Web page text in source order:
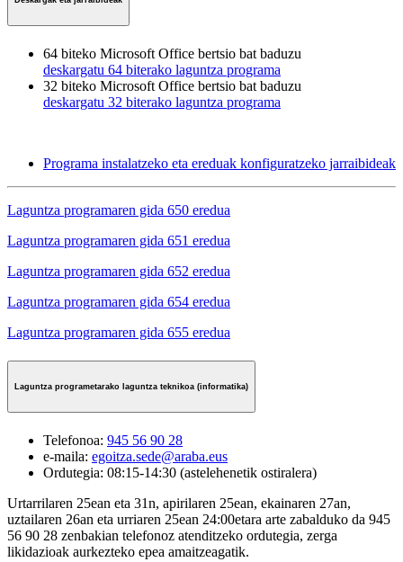
64 biteko Microsoft Office bertsio bat baduzu
deskargatu 64 biterako laguntza programa
32 biteko Microsoft Office bertsio bat baduzu
deskargatu 32 biterako laguntza programa
Programa instalatzeko eta ereduak konfiguratzeko jarraibideak
Laguntza programaren gida 650 eredua
Laguntza programaren gida 651 eredua
Laguntza programaren gida 652 eredua
Laguntza programaren gida 654 eredua
Laguntza programaren gida 655 eredua
Laguntza programetarako laguntza teknikoa (informatika)
Telefonoa: 945 56 90 28
e-maila: egoitza.sede@araba.eus
Ordutegia: 08:15-14:30 (astelehenetik ostiralera)
Urtarrilaren 25ean eta 31n, apirilaren 25ean, ekainaren 27an,
uztailaren 26an eta urriaren 25ean 24:00etara arte zabalduko da 945
56 90 28 zenbakian telefonoz atenditzeko ordutegia, zerga
likidazioak aurkezteko epea amaitzeagatik.